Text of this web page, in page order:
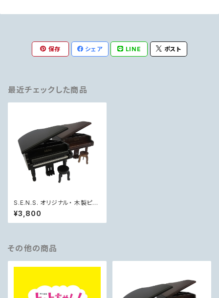
保存 シェア LINE ポスト
最近チェックした商品
S.E.N.S. オリジナル・ 木製ピア
ノ型オルゴール(椅子付き)
¥3,800
その他の商品